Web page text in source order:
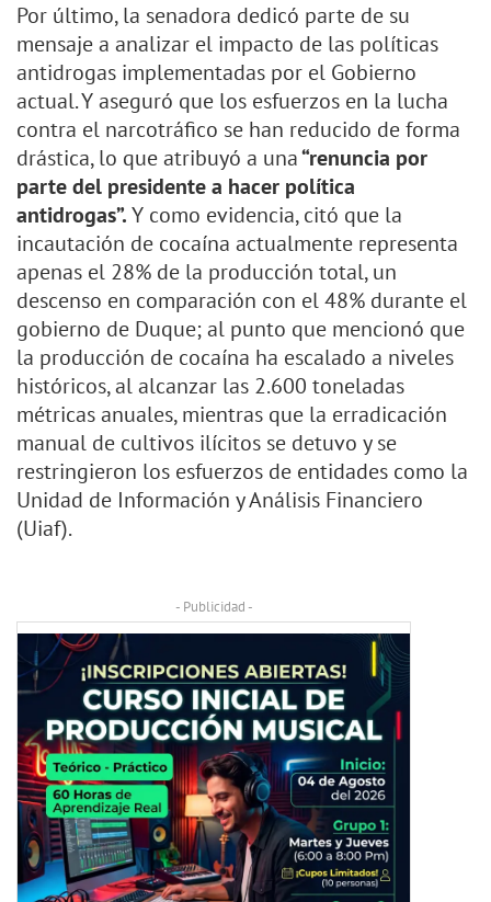
Por último, la senadora dedicó parte de su
mensaje a analizar el impacto de las políticas
antidrogas implementadas por el Gobierno
actual. Y aseguró que los esfuerzos en la lucha
contra el narcotráfico se han reducido de forma
drástica, lo que atribuyó a una“renuncia por
parte del presidente a hacer política
antidrogas”.Y como evidencia, citó que la
incautación de cocaína actualmente representa
apenas el 28% de la producción total, un
descenso en comparación con el 48% durante el
gobierno de Duque; al punto que mencionó que
la producción de cocaína ha escalado a niveles
históricos, al alcanzar las 2.600 toneladas
métricas anuales, mientras que la erradicación
manual de cultivos ilícitos se detuvo y se
restringieron los esfuerzos de entidades como la
Unidad de Información y Análisis Financiero
(Uiaf).
- Publicidad -